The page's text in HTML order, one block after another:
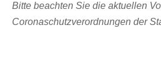
Bitte beachten Sie die aktuellen
Coronaschutzverordnungen der